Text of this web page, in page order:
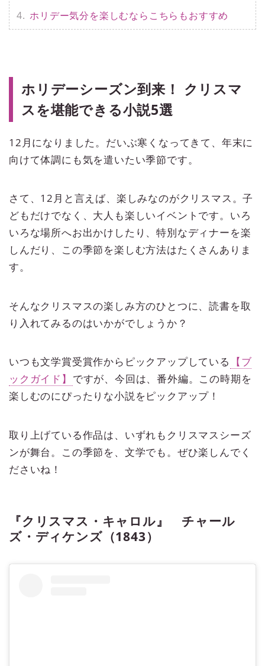
ホリデー気分を楽しむならこちらもおすすめ
ホリデーシーズン到来！ クリスマ
スを堪能できる小説5選
12月になりました。だいぶ寒くなってきて、年末に
向けて体調にも気を遣いたい季節です。
さて、12月と言えば、楽しみなのがクリスマス。子
どもだけでなく、大人も楽しいイベントです。いろ
いろな場所へお出かけしたり、特別なディナーを楽
しんだり、この季節を楽しむ方法はたくさんありま
す。
そんなクリスマスの楽しみ方のひとつに、読書を取
り入れてみるのはいかがでしょうか？
いつも文学賞受賞作からピックアップしている 【ブ
ックガイド】 ですが、今回は、番外編。この時期を
楽しむのにぴったりな小説をピックアップ！
取り上げている作品は、いずれもクリスマスシーズ
ンが舞台。この季節を、文学でも。ぜひ楽しんでく
ださいね！
『クリスマス・キャロル』 チャール
ズ・ディケンズ（1843）